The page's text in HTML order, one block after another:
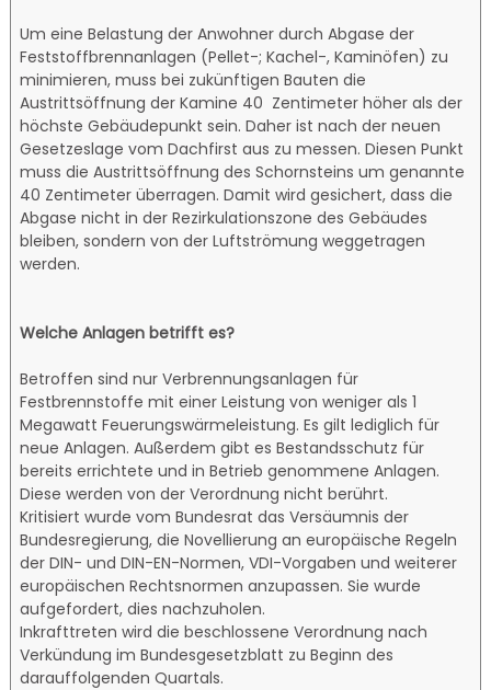
Um eine Belastung der Anwohner durch Abgase der
Feststoffbrennanlagen (Pellet-; Kachel-, Kaminöfen) zu
minimieren, muss bei zukünftigen Bauten die
Austrittsöffnung der Kamine 40 Zentimeter höher als der
höchste Gebäudepunkt sein. Daher ist nach der neuen
Gesetzeslage vom Dachfirst aus zu messen. Diesen Punkt
muss die Austrittsöffnung des Schornsteins um genannte
40 Zentimeter überragen. Damit wird gesichert, dass die
Abgase nicht in der Rezirkulationszone des Gebäudes
bleiben, sondern von der Luftströmung weggetragen
werden.
Welche Anlagen betrifft es?
Betroffen sind nur Verbrennungsanlagen für
Festbrennstoffe mit einer Leistung von weniger als 1
Megawatt Feuerungswärmeleistung. Es gilt lediglich für
neue Anlagen. Außerdem gibt es Bestandsschutz für
bereits errichtete und in Betrieb genommene Anlagen.
Diese werden von der Verordnung nicht berührt.
Kritisiert wurde vom Bundesrat das Versäumnis der
Bundesregierung, die Novellierung an europäische Regeln
der DIN- und DIN-EN-Normen, VDI-Vorgaben und weiterer
europäischen Rechtsnormen anzupassen. Sie wurde
aufgefordert, dies nachzuholen.
Inkrafttreten wird die beschlossene Verordnung nach
Verkündung im Bundesgesetzblatt zu Beginn des
darauffolgenden Quartals.